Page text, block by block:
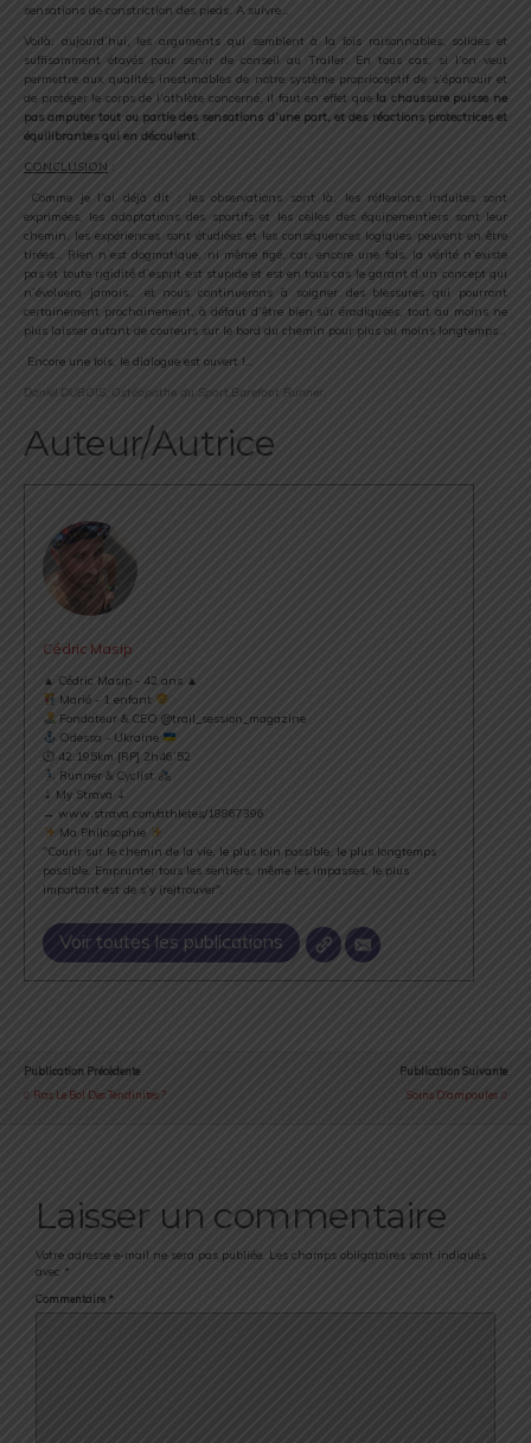
sensations de constriction des pieds. A suivre…
Voilà, aujourd’hui, les arguments qui semblent à la fois raisonnables, solides et
suffisamment étayés pour servir de conseil au Trailer. En tous cas, si l’on veut
permettre aux qualités inestimables de notre système proprioceptif de s’épanouir et
de protéger le corps de l’athlète concerné, il faut en effet que la chaussure puisse ne
pas amputer tout ou partie des sensations d’une part, et des réactions protectrices et
équilibrantes qui en découlent.
CONCLUSION :
Comme je l’ai déjà dit : les observations sont là, les réflexions induites sont
exprimées, les adaptations des sportifs et les celles des équipementiers sont leur
chemin, les expériences sont étudiées et les conséquences logiques peuvent en être
tirées… Rien n’est dogmatique, ni même figé, car, encore une fois, la vérité n’existe
pas et toute rigidité d’esprit est stupide et est en tous cas le garant d’un concept qui
n’évoluera jamais… et nous continuerons à soigner des blessures qui pourront
certainement prochainement, à défaut d’être bien sûr éradiquées, tout au moins ne
plus laisser autant de coureurs sur le bord du chemin pour plus ou moins longtemps…​
Encore une fois, le dialogue est ouvert !…
Daniel DUBOIS, Ostéopathe du Sport,Barefoot Runner.
Auteur/Autrice
Cédric Masip
▲ Cédric Masip - 42 ans ▲
Marié - 1 enfant
Fondateur & CEO @trail_session_magazine
Odessa - Ukraine
⏱ 42.195km [RP] 2h46’52
Runner & Cyclist
⇣ My Strava ⇣
→ www.strava.com/athletes/18867396
Ma Philosophie
"Courir sur le chemin de la vie, le plus loin possible, le plus longtemps
possible. Emprunter tous les sentiers, même les impasses, le plus
important est de s’y (re)trouver".
Voir toutes les publications
Publication Précédente
Ras Le Bol Des Tendinites ?
Publication Suivante
Soins D'ampoules
Laisser un commentaire
Votre adresse e-mail ne sera pas publiée. Les champs obligatoires sont indiqués
avec *
Commentaire *